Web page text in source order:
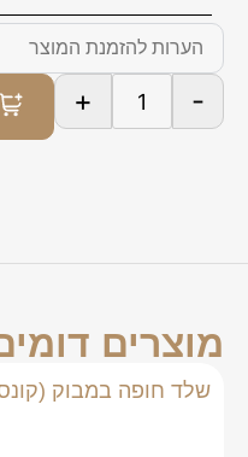
-
+
מוצרים
שלד חופה במבוק